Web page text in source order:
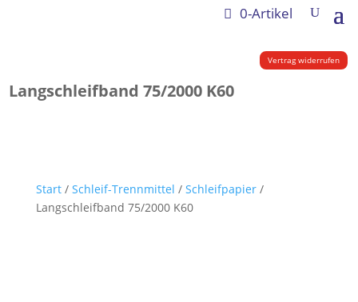
0-Artikel
Vertrag widerrufen
Langschleifband 75/2000 K60
Start/ Schleif-Trennmittel / Schleifpapier/
Langschleifband 75/2000 K60